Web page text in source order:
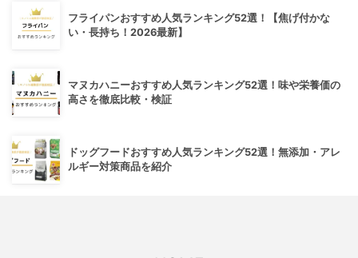
フライパンおすすめ人気ランキング52選！【焦げ付かな
い・長持ち！2026最新】
マヌカハニーおすすめ人気ランキング52選！味や栄養価の
高さを徹底比較・検証
ドッグフードおすすめ人気ランキング52選！無添加・アレ
ルギー対策商品を紹介